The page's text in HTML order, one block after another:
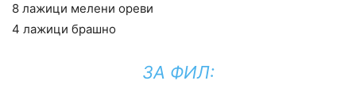
8 лажици мелени ореви
4 лажици брашно
ЗА ФИЛ: